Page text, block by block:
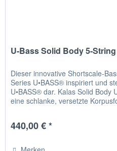
U-Bass Solid Body 5-
Dieser innovative Shortscale-
Series U•BASS® inspiriert und
U•BASS® dar. Kalas Solid Body
eine schlanke, versetzte
440,00 € *